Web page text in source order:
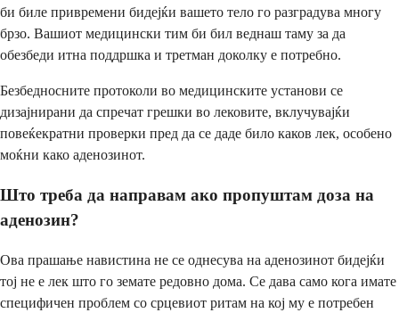
би биле привремени бидејќи вашето тело го разградува многу
брзо. Вашиот медицински тим би бил веднаш таму за да
обезбеди итна поддршка и третман доколку е потребно.
Безбедносните протоколи во медицинските установи се
дизајнирани да спречат грешки во лековите, вклучувајќи
повеќекратни проверки пред да се даде било каков лек, особено
моќни како аденозинот.
Што треба да направам ако пропуштам доза на
аденозин?
Ова прашање навистина не се однесува на аденозинот бидејќи
тој не е лек што го земате редовно дома. Се дава само кога имате
специфичен проблем со срцевиот ритам на кој му е потребен